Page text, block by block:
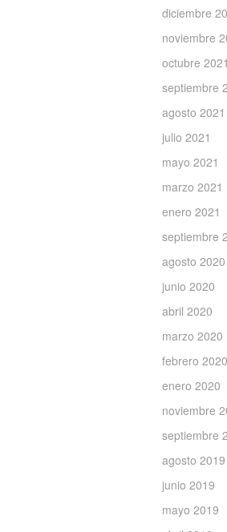
diciembre
noviembre
octubre 2021
septiembre
agosto 2021
julio 2021
mayo 2021
marzo 2021
enero 2021
septiembre
agosto 2020
junio 2020
abril 2020
marzo 2020
febrero 2020
enero 2020
noviembre
septiembre
agosto 2019
junio 2019
mayo 2019